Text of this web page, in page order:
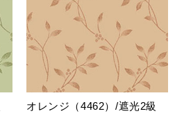
オレンジ（4462）/遮光2級